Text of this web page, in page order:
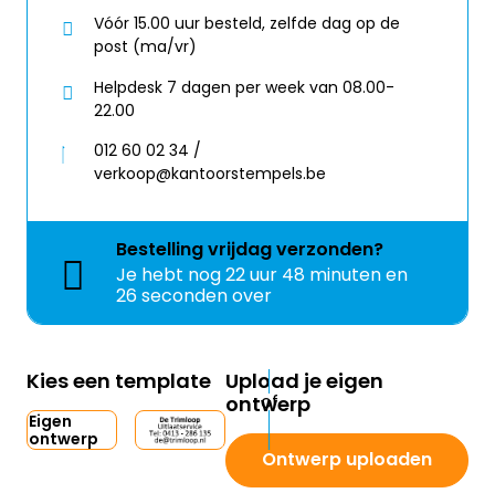
Vóór 15.00 uur besteld, zelfde dag op de
post (ma/vr)
Helpdesk 7 dagen per week van 08.00-
22.00
012 60 02 34 /
verkoop@kantoorstempels.be
Bestellingvrijdagverzonden?
Je hebt nog22 uur 48 minuten en
26 seconden over
Kies een template
Eigen
ontwerp
Upload je eigen
ontwerp
Ontwerp uploaden